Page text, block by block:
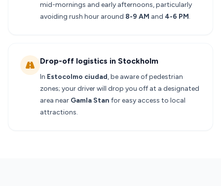
mid-mornings and early afternoons, particularly
avoiding rush hour around 8-9 AM and 4-6 PM.
Drop-off logistics in Stockholm
In Estocolmo ciudad, be aware of pedestrian
zones; your driver will drop you off at a designated
area near Gamla Stan for easy access to local
attractions.